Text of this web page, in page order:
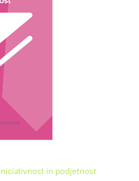
in podjetnost